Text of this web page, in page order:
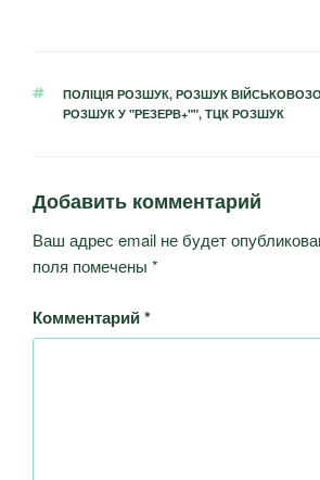
ПОЛІЦІЯ РОЗШУК, РОЗШУК
РОЗШУК У "РЕЗЕРВ+"", ТЦК РОЗШУК
Добавить комментарий
Ваш адрес email не будет
поля помечены *
Комментарий*